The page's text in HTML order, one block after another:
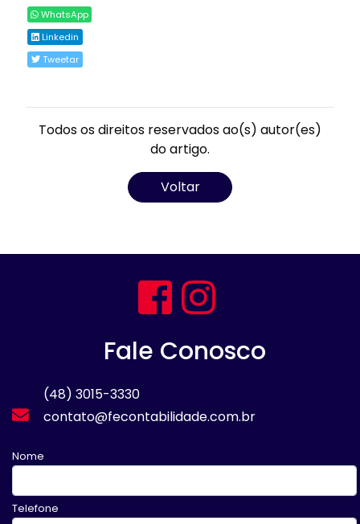
WhatsApp
Linkedin
Tweetar
Todos os direitos reservados ao(s) autor(es)
do artigo.
Voltar
Fale Conosco
(48) 3015-3330
contato@fecontabilidade.com.br
Nome
Telefone